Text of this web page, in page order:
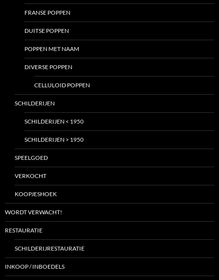
FRANSE POPPEN
DUITSE POPPEN
POPPEN MET NAAM
DIVERSE POPPEN
CELLULOID POPPEN
SCHILDERIJEN
SCHILDERIJEN < 1950
SCHILDERIJEN > 1950
SPEELGOED
VERKOCHT
KOOPJESHOEK
WORDT VERWACHT!
RESTAURATIE
SCHILDERIJRESTAURATIE
INKOOP / INBOEDELS